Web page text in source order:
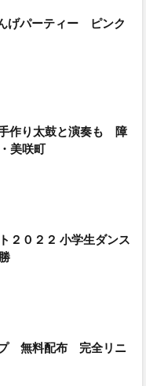
げパーティー ピンク
作り太鼓と演奏も 障
・美咲町
２０２２ 小学生ダンス
プ 無料配布 完全リニ